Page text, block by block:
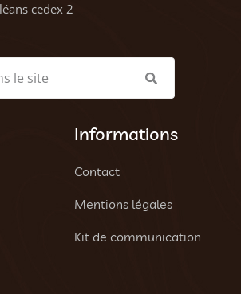
cedex 2
Informations
Contact
Mentions légales
Kit de communication